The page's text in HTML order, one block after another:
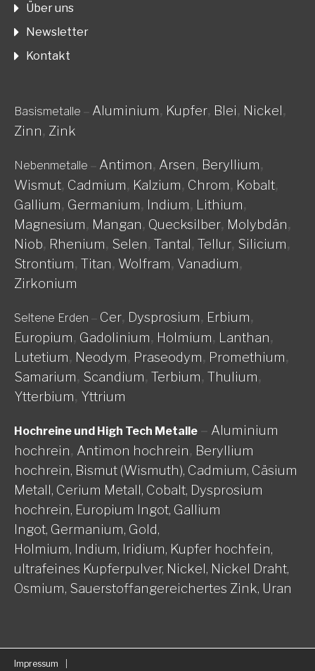
Über uns
Newsletter
Kontakt
Basismetalle – Aluminium, Kupfer, Blei, Nickel,
Zinn, Zink
Nebenmetalle – Antimon, Arsen, Beryllium,
Wismut, Cadmium, Kalzium, Chrom, Kobalt,
Gallium, Germanium, Indium, Lithium,
Magnesium, Mangan, Quecksilber, Molybdän,
Niob, Rhenium, Selen, Tantal, Tellur, Silicium,
Strontium, Titan, Wolfram, Vanadium,
Zirkonium
Seltene Erden – Cer, Dysprosium, Erbium,
Europium, Gadolinium, Holmium, Lanthan,
Lutetium, Neodym, Praseodym, Promethium,
Samarium, Scandium, Terbium, Thulium,
Ytterbium, Yttrium
Hochreine und High Tech Metalle – Aluminium
hochrein, Antimon hochrein, Beryllium
hochrein, Bismut (Wismuth), Cadmium, Cäsium
Metall, Cerium Metall, Cobalt, Dysprosium
hochrein, Europium Ingot, Gallium
Ingot, Germanium, Gold,
Holmium, Indium, Iridium, Kupfer hochfein,
ultrafeines Kupferpulver, Nickel, Nickel Draht,
Osmium, Sauerstoffangereichertes Zink, Uran
Impressum